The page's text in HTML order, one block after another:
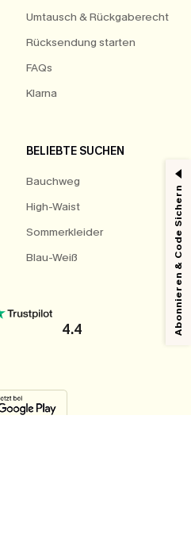
Umtausch & Rückgaberecht
Rücksendung starten
FAQs
Klarna
BELIEBTE SUCHEN
Bauchweg
High-Waist
Sommerkleider
Blau-Weiß
4.4 Abonnieren & Code Sichern